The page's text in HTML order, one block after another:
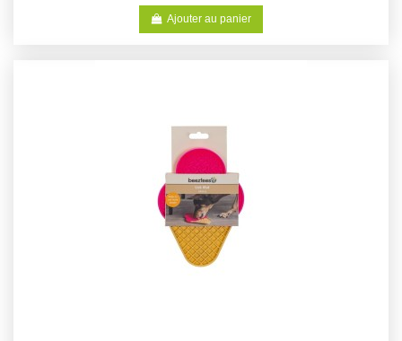
Ajouter au panier